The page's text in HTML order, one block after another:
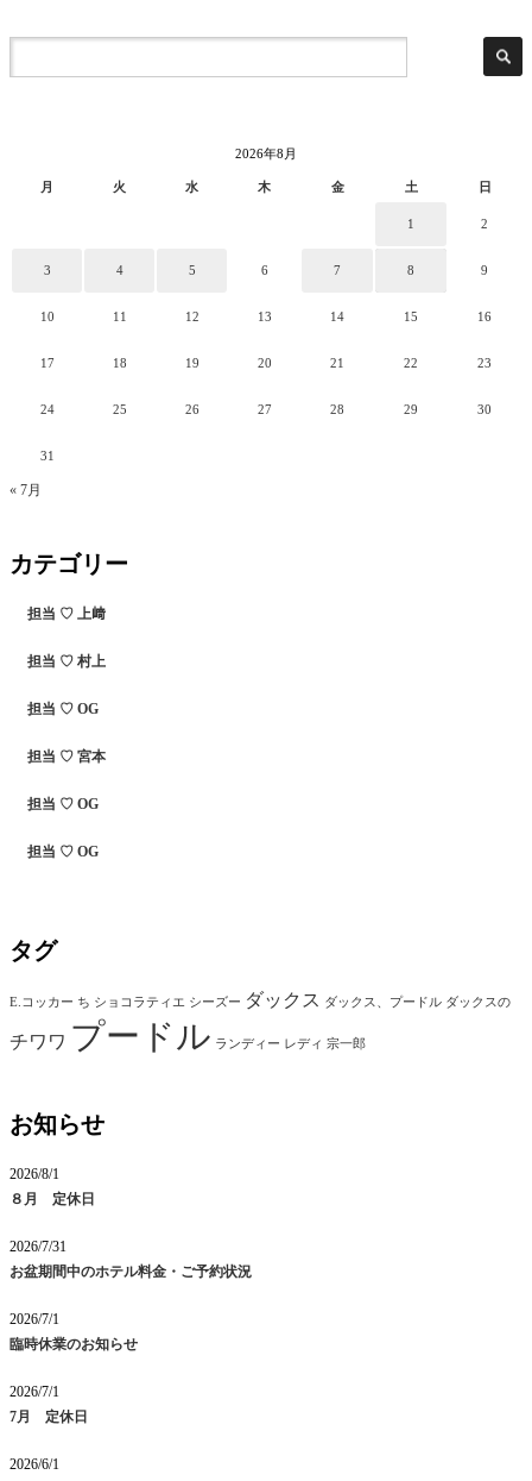
2026年8月
月 火 水 木 金 土 日
1 2
3 4 5 6 7 8 9
10 11 12 13 14 15 16
17 18 19 20 21 22 23
24 25 26 27 28 29 30
31
« 7月
カテゴリー
担当 ♡ 上﨑
担当 ♡ 村上
担当 ♡ OG
担当 ♡ 宮本
担当 ♡ OG
担当 ♡ OG
タグ
E.コッカー ち ショコラティエ シーズー ダックス ダックス、プードル ダックスの
チワワ プードル ランディー レディ 宗一郎
お知らせ
2026/8/1
８月 定休日
2026/7/31
お盆期間中のホテル料金・ご予約状況
2026/7/1
臨時休業のお知らせ
2026/7/1
7月 定休日
2026/6/1